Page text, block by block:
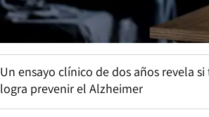
Un ensayo clínico de dos años revela
logra prevenir el Alzheimer